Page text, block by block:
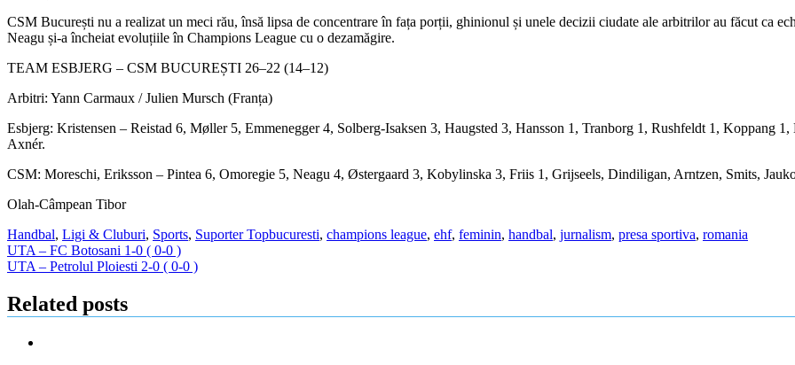
CSM București nu a realizat un meci rău, însă lipsa de concentrare în fața porții, ghinionul și unele decizii ciudate ale arbitrilor au făcut ca
Neagu și-a încheiat evoluțiile în Champions League cu o dezamăgire.
TEAM ESBJERG – CSM BUCUREȘTI 26–22 (14–12)
Arbitri: Yann Carmaux / Julien Mursch (Franța)
Esbjerg: Kristensen – Reistad 6, Møller 5, Emmenegger 4, Solberg-Isaksen 3, Haugsted 3, Hansson 1, Tranborg 1, Rushfeldt 1, Koppang
Axnér.
CSM: Moreschi, Eriksson – Pintea 6, Omoregie 5, Neagu 4, Østergaard 3, Kobylinska 3, Friis 1, Grijseels, Dindiligan, Arntzen, Smits,
Olah-Câmpean Tibor
Handbal, Ligi & Cluburi, Sports, Suporter Topbucuresti, champions league, ehf, feminin, handbal, jurnalism, presa sportiva, romania
Navigare
în
articole
UTA – FC Botosani 1-0 ( 0-0 )
UTA – Petrolul Ploiesti 2-0 ( 0-0 )
Related posts